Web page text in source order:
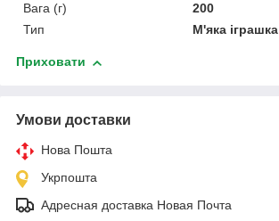
Вага (г)
200
Тип
М'яка іграшка
Приховати
Умови доставки
Нова Пошта
Укрпошта
Адресная доставка Новая Почта